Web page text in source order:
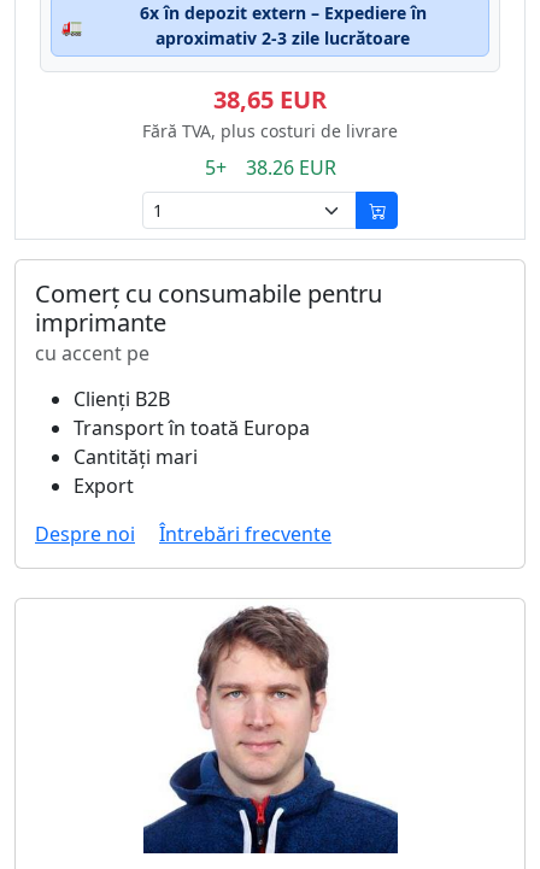
🚛
6x în depozit extern – Expediere în
aproximativ 2-3 zile lucrătoare
38,65 EUR
Fără TVA, plus costuri de livrare
5+ 38.26 EUR
Comerț cu consumabile pentru
imprimante
cu accent pe
Clienți B2B
Transport în toată Europa
Cantități mari
Export
Despre noi
Întrebări frecvente